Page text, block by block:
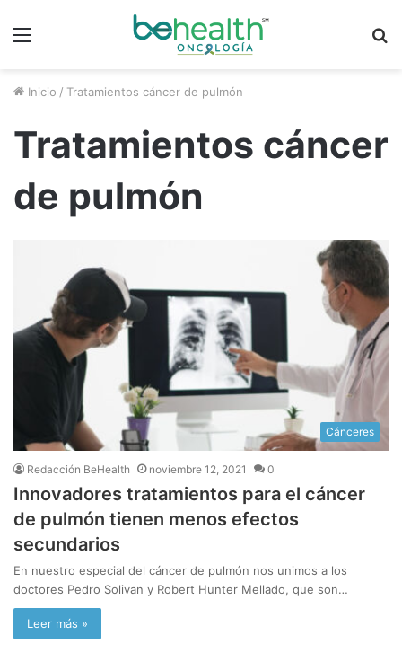
Inicio / Tratamientos cáncer de pulmón
Tratamientos cáncer
de pulmón
Cánceres
Redacción BeHealth noviembre 12, 2021 0
Innovadores tratamientos para el cáncer
de pulmón tienen menos efectos
secundarios
En nuestro especial del cáncer de pulmón nos unimos a los
doctores Pedro Solivan y Robert Hunter Mellado, que son…
Leer más »